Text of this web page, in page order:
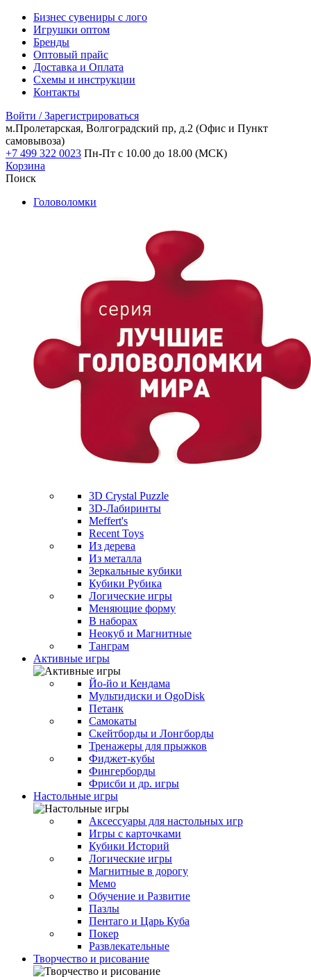
Бизнес сувениры с лого
Игрушки оптом
Бренды
Оптовый прайс
Доставка и Оплата
Схемы и инструкции
Контакты
Войти / Зарегистрироваться
м.Пролетарская, Волгоградский пр, д.2 (Офис и Пункт
самовывоза)
+7 499 322 0023 Пн-Пт с 10.00 до 18.00 (МСК)
Корзина
Поиск
Головоломки
3D Crystal Puzzle
3D-Лабиринты
Meffert's
Recent Toys
Из дерева
Из металла
Зеркальные кубики
Кубики Рубика
Логические игры
Меняющие форму
В наборах
Неокуб и Магнитные
Танграм
Активные игры
Йо-йо и Кендама
Мультидиски и OgoDisk
Петанк
Самокаты
Скейтборды и Лонгборды
Тренажеры для прыжков
Фиджет-кубы
Фингерборды
Фрисби и др. игры
Настольные игры
Аксессуары для настольных игр
Игры с карточками
Кубики Историй
Логические игры
Магнитные в дорогу
Мемо
Обучение и Развитие
Пазлы
Пентаго и Царь Куба
Покер
Развлекательные
Творчество и рисование